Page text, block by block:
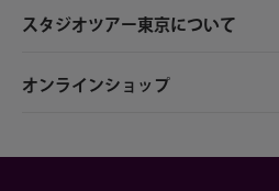
スタジオツアー東京について
オンラインショップ